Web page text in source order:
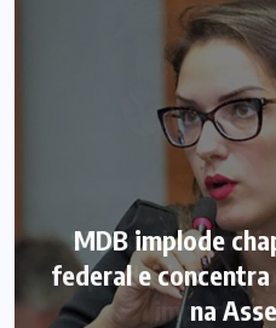
MDB implode
federal e
na